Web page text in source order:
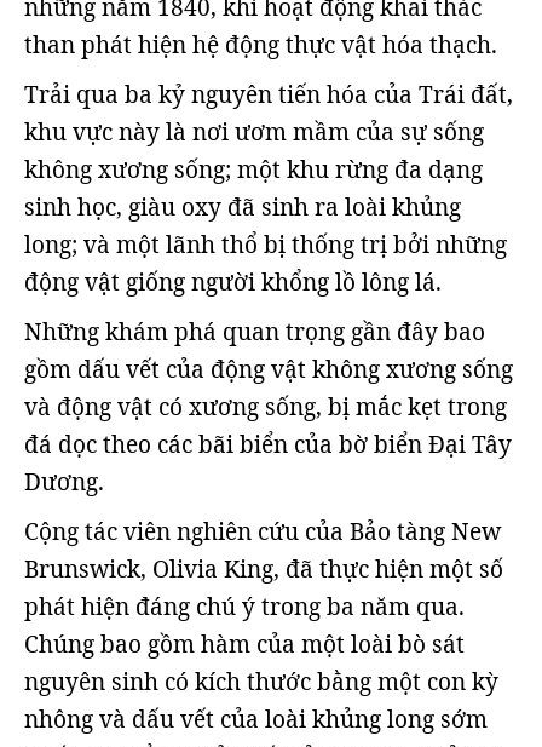
những năm 1840, khi hoạt động khai thác
than phát hiện hệ động thực vật hóa thạch.
Trải qua ba kỷ nguyên tiến hóa của Trái đất,
khu vực này là nơi ươm mầm của sự sống
không xương sống; một khu rừng đa dạng
sinh học, giàu oxy đã sinh ra loài khủng
long; và một lãnh thổ bị thống trị bởi những
động vật giống người khổng lồ lông lá.
Những khám phá quan trọng gần đây bao
gồm dấu vết của động vật không xương sống
và động vật có xương sống, bị mắc kẹt trong
đá dọc theo các bãi biển của bờ biển Đại Tây
Dương.
Cộng tác viên nghiên cứu của Bảo tàng New
Brunswick, Olivia King, đã thực hiện một số
phát hiện đáng chú ý trong ba năm qua.
Chúng bao gồm hàm của một loài bò sát
nguyên sinh có kích thước bằng một con kỳ
nhông và dấu vết của loài khủng long sớm